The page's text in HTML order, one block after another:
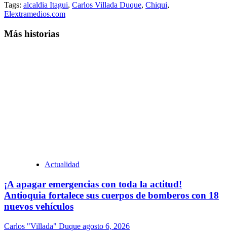
Tags: alcaldia Itagui, Carlos Villada Duque, Chiqui,
Elextramedios.com
Más historias
Actualidad
¡A apagar emergencias con toda la actitud!
Antioquia fortalece sus cuerpos de bomberos con 18
nuevos vehículos
Carlos "Villada" Duque agosto 6, 2026